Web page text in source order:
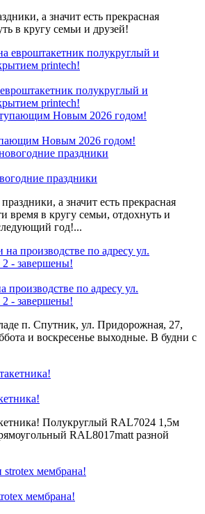
а значит есть прекрасная
в кругу семьи и друзей!
полукруглый и
printech!
Новым 2026 годом!
праздники
а значит есть прекрасная
время в кругу семьи, отдохнуть и
год!...
производстве по адресу ул.
2 - завершены!
п. Спутник, ул. Придорожная, 27,
и воскресенье выходные. В будни с
Полукруглый RAL7024 1,5м
RAL8017matt разной
мембрана!